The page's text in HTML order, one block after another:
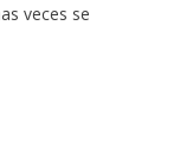
veces se